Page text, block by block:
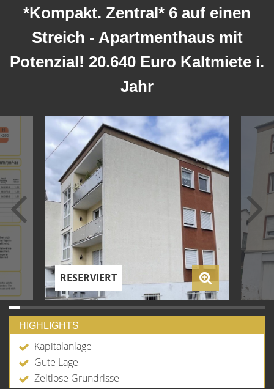
*Kompakt. Zentral* 6 auf einen
Streich - Apartmenthaus mit
Potenzial! 20.640 Euro Kaltmiete i.
Jahr
RESERVIERT
HIGHLIGHTS
Kapitalanlage
Gute Lage
Zeitlose Grundrisse